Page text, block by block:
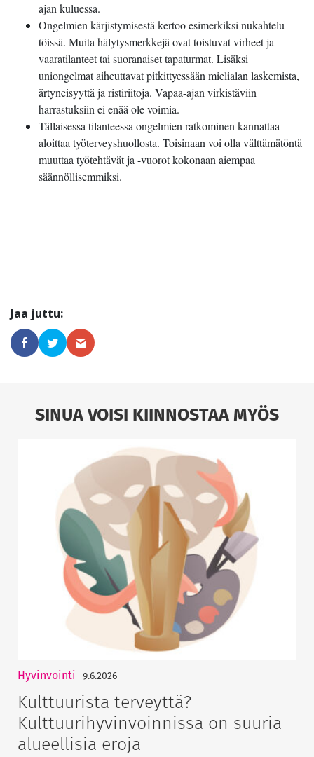
ajan kuluessa.
Ongelmien kärjistymisestä kertoo esimerkiksi nukahtelu
töissä. Muita hälytysmerkkejä ovat toistuvat virheet ja
vaaratilanteet tai suoranaiset tapaturmat. Lisäksi
uniongelmat aiheuttavat pitkittyessään mielialan laskemista,
ärtyneisyyttä ja ristiriitoja. Vapaa-ajan virkistäviin
harrastuksiin ei enää ole voimia.
Tällaisessa tilanteessa ongelmien ratkominen kannattaa
aloittaa työterveyshuollosta. Toisinaan voi olla välttämätöntä
muuttaa työtehtävät ja -vuorot kokonaan aiempaa
säännöllisemmiksi.
SINUA VOISI KIINNOSTAA MYÖS
Hyvinvointi 9.6.2026
Kulttuurista terveyttä?
Kulttuurihyvinvoinnissa on suuria
alueellisia eroja